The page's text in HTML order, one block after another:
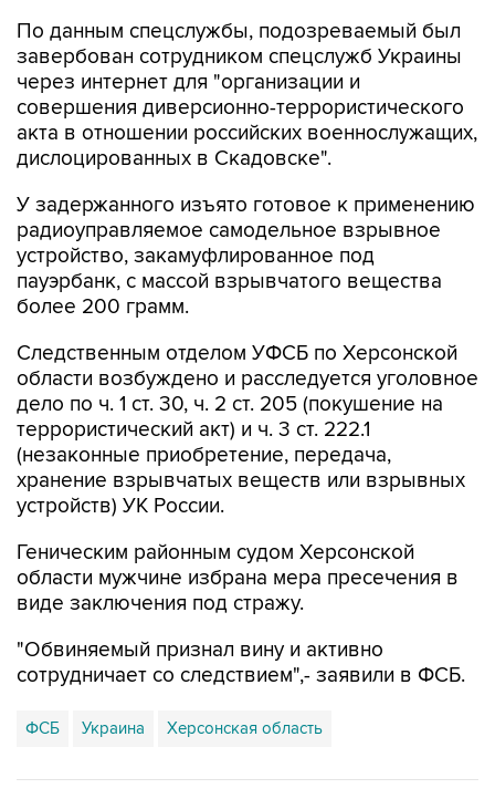
По данным спецслужбы, подозреваемый был
завербован сотрудником спецслужб Украины
через интернет для "организации и
совершения диверсионно-террористического
акта в отношении российских военнослужащих,
дислоцированных в Скадовске".
У задержанного изъято готовое к применению
радиоуправляемое самодельное взрывное
устройство, закамуфлированное под
пауэрбанк, с массой взрывчатого вещества
более 200 грамм.
Следственным отделом УФСБ по Херсонской
области возбуждено и расследуется уголовное
дело по ч. 1 ст. 30, ч. 2 ст. 205 (покушение на
террористический акт) и ч. 3 ст. 222.1
(незаконные приобретение, передача,
хранение взрывчатых веществ или взрывных
устройств) УК России.
Геническим районным судом Херсонской
области мужчине избрана мера пресечения в
виде заключения под стражу.
"Обвиняемый признал вину и активно
сотрудничает со следствием",- заявили в ФСБ.
ФСБ Украина Херсонская область